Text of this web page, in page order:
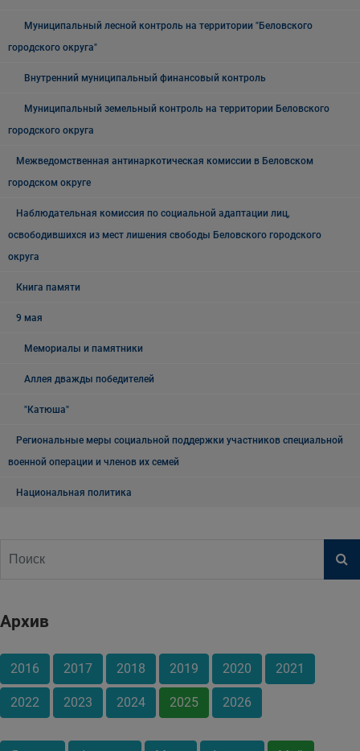
Муниципальный лесной контроль на территории "Беловского
городского округа"
Внутренний муниципальный финансовый контроль
Муниципальный земельный контроль на территории Беловского
городского округа
Межведомственная антинаркотическая комиссии в Беловском
городском округе
Наблюдательная комиссия по социальной адаптации лиц,
освободившихся из мест лишения свободы Беловского городского
округа
Книга памяти
9 мая
Мемориалы и памятники
Аллея дважды победителей
"Катюша"
Региональные меры социальной поддержки участников специальной
военной операции и членов их семей
Национальная политика
Архив
2016 2017 2018 2019 2020 2021
2022 2023 2024 2025 2026